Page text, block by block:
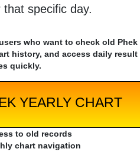
specific day.
who want to check old Phek
history, and access daily result
quickly.
YEARLY CHART
to old records
chart navigation